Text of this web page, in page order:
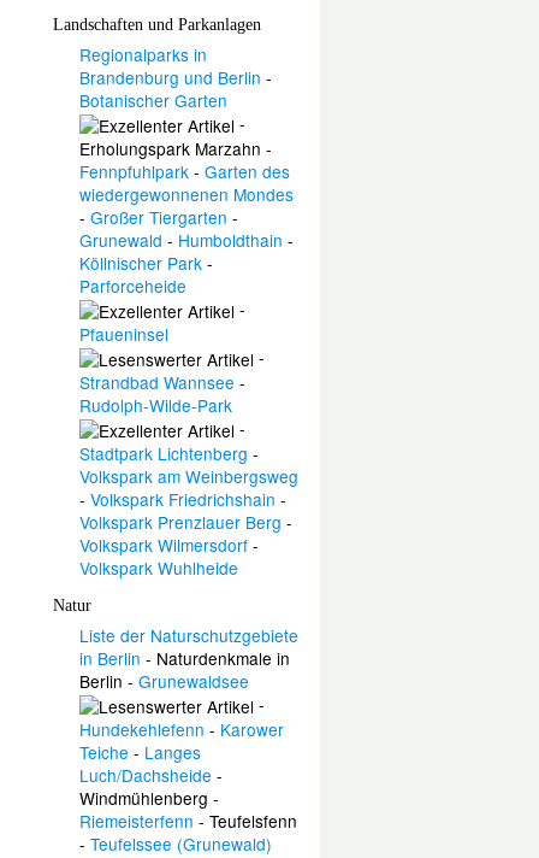
Landschaften undParkanlagen
Regionalparks in
Brandenburg und Berlin -
Botanischer Garten
-
Erholungspark Marzahn -
Fennpfuhlpark- Garten des
wiedergewonnenen Mondes
- Großer Tiergarten -
Grunewald - Humboldthain -
Köllnischer Park-
Parforceheide
-
Pfaueninsel
-
Strandbad Wannsee -
Rudolph-Wilde-Park
-
Stadtpark Lichtenberg -
Volkspark am Weinbergsweg
- Volkspark Friedrichshain -
Volkspark Prenzlauer Berg -
Volkspark Wilmersdorf-
Volkspark Wuhlheide
Natur
Liste der Naturschutzgebiete
in Berlin - Naturdenkmale in
Berlin - Grunewaldsee
-
Hundekehlefenn - Karower
Teiche - Langes
Luch/Dachsheide -
Windmühlenberg -
Riemeisterfenn - Teufelsfenn
- Teufelssee (Grunewald)